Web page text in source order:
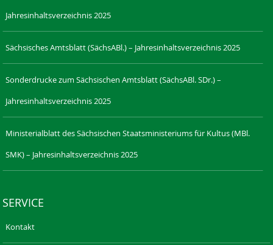
Jahresinhaltsverzeichnis 2025
Sächsisches Amtsblatt (SächsABl.) – Jahresinhaltsverzeichnis 2025
Sonderdrucke zum Sächsischen Amtsblatt (SächsABl. SDr.) –
Jahresinhaltsverzeichnis 2025
Ministerialblatt des Sächsischen Staatsministeriums für Kultus (MBl.
SMK) – Jahresinhaltsverzeichnis 2025
SERVICE
Kontakt